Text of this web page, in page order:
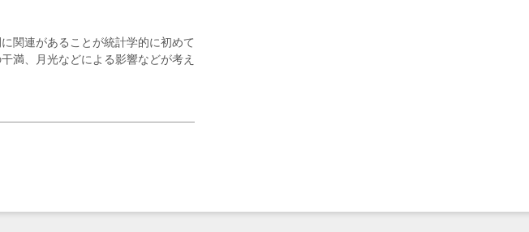
関連があることが統計学的に初めて
満、月光などによる影響などが考え